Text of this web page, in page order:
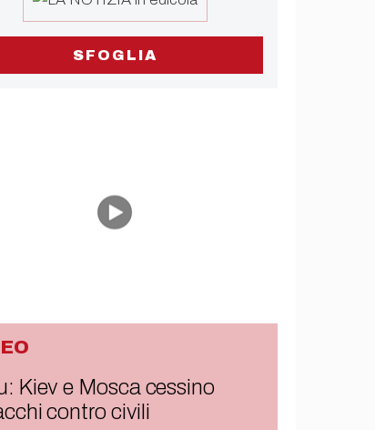
SFOGLIA
Kiev e Mosca cessino
contro civili